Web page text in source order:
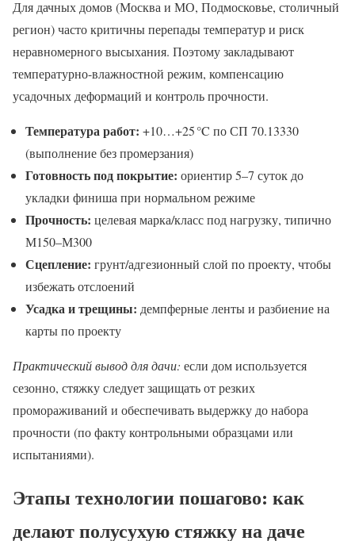
Для дачных домов (Москва и МО, Подмосковье, столичный
регион) часто критичны перепады температур и риск
неравномерного высыхания. Поэтому закладывают
температурно-влажностной режим, компенсацию
усадочных деформаций и контроль прочности.
Температура работ: +10…+25 °C по СП 70.13330
(выполнение без промерзания)
Готовность под покрытие: ориентир 5–7 суток до
укладки финиша при нормальном режиме
Прочность: целевая марка/класс под нагрузку, типично
М150–М300
Сцепление: грунт/адгезионный слой по проекту, чтобы
избежать отслоений
Усадка и трещины: демпферные ленты и разбиение на
карты по проекту
Практический вывод для дачи: если дом используется
сезонно, стяжку следует защищать от резких
промораживаний и обеспечивать выдержку до набора
прочности (по факту контрольными образцами или
испытаниями).
Этапы технологии пошагово: как
делают полусухую стяжку на даче